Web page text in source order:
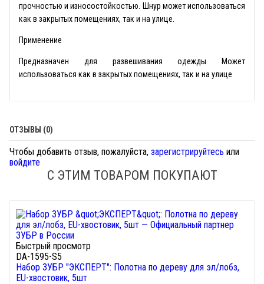
прочностью и износостойкостью. Шнур может использоваться
как в закрытых помещениях, так и на улице.
Применение
Предназначен для развешивания одежды Может
использоваться как в закрытых помещениях, так и на улице
ОТЗЫВЫ (0)
Чтобы добавить отзыв, пожалуйста, зарегистрируйтесь или
войдите
С ЭТИМ ТОВАРОМ ПОКУПАЮТ
Быстрый просмотр
DA-1595-S5
Набор ЗУБР "ЭКСПЕРТ": Полотна по дереву для эл/лобз,
EU-хвостовик, 5шт